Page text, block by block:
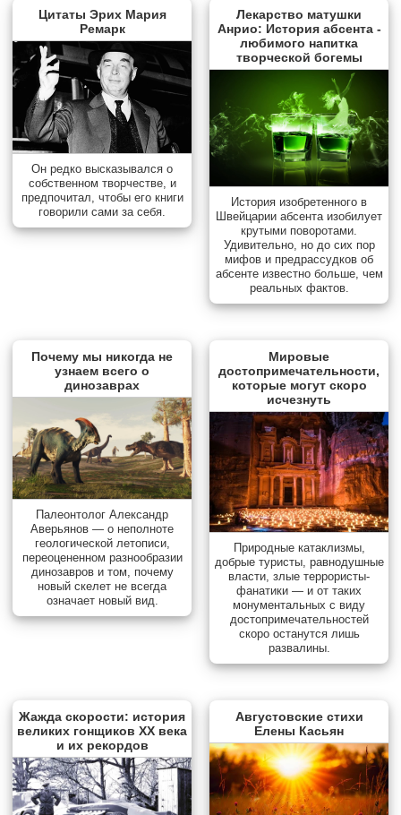
Цитаты Эрих Мария
Ремарк
Он редко высказывался о
собственном творчестве, и
предпочитал, чтобы его книги
говорили сами за себя.
Лекарство матушки
Анрио: История абсента -
любимого напитка
творческой богемы
История изобретенного в
Швейцарии абсента изобилует
крутыми поворотами.
Удивительно, но до сих пор
мифов и предрассудков об
абсенте известно больше, чем
реальных фактов.
Почему мы никогда не
узнаем всего о
динозаврах
Палеонтолог Александр
Аверьянов — о неполноте
геологической летописи,
переоцененном разнообразии
динозавров и том, почему
новый скелет не всегда
означает новый вид.
Мировые
достопримечательности,
которые могут скоро
исчезнуть
Природные катаклизмы,
добрые туристы, равнодушные
власти, злые террористы-
фанатики — и от таких
монументальных с виду
достопримечательностей
скоро останутся лишь
развалины.
Жажда скорости: история
великих гонщиков XX века
и их рекордов
Августовские стихи
Елены Касьян